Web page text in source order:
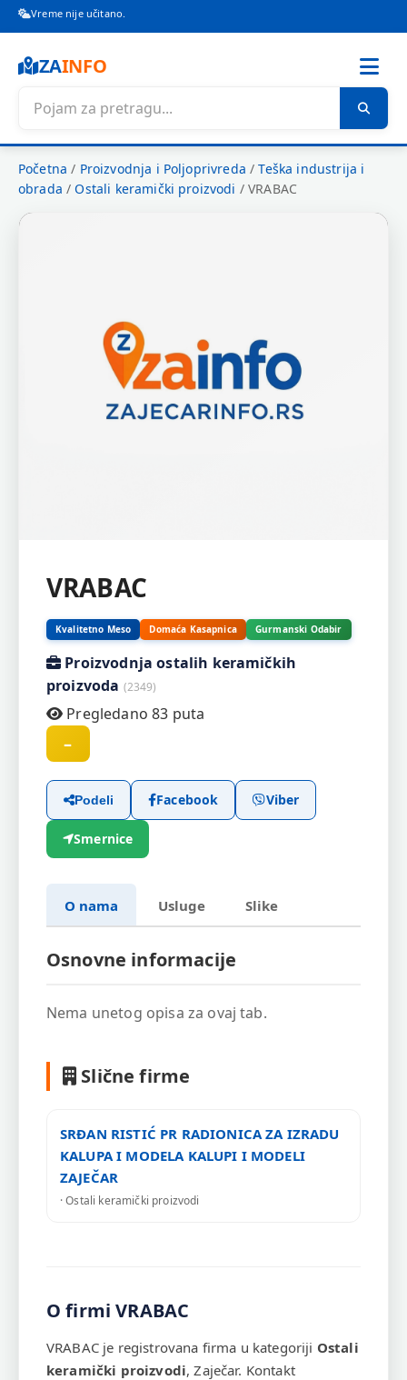
Vreme nije učitano.
ZAINFO
Početna / Proizvodnja i Poljoprivreda /Teška industrija i
obrada /Ostali keramički proizvodi /VRABAC
VRABAC
Kvalitetno Meso Domaća Kasapnica Gurmanski Odabir
Proizvodnja ostalih keramičkih
proizvoda (2349)
Pregledano 83 puta
–
Podeli Facebook Viber
Smernice
O nama Usluge Slike
Osnovne informacije
Nema unetog opisa za ovaj tab.
Slične firme
SRĐAN RISTIĆ PR RADIONICA ZA IZRADU
KALUPA I MODELA KALUPI I MODELI
ZAJEČAR
· Ostali keramički proizvodi
O firmi VRABAC
VRABAC je registrovana firma u kategoriji Ostali
keramički proizvodi, Zaječar. Kontakt